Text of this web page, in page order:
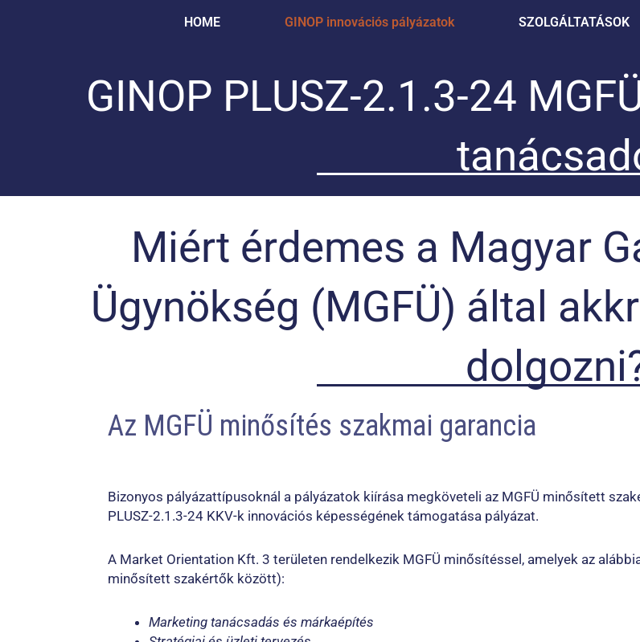
HOME GINOP innovációs pályázatok SZOLGÁLTATÁSOK
GINOP PLUSZ-2.1.3-24
Miért érdemes a Magyar
Ügynökség (MGFÜ) által
Az MGFÜ minősítés szakmai garancia
Bizonyos pályázattípusoknál a pályázatok kiírása megköveteli az MGFÜ minősített
PLUSZ-2.1.3-24 KKV-k innovációs képességének támogatása pályázat.
A Market Orientation Kft. 3 területen rendelkezik MGFÜ minősítéssel, amelyek az
minősített szakértők között):
Marketing tanácsadás és márkaépítés